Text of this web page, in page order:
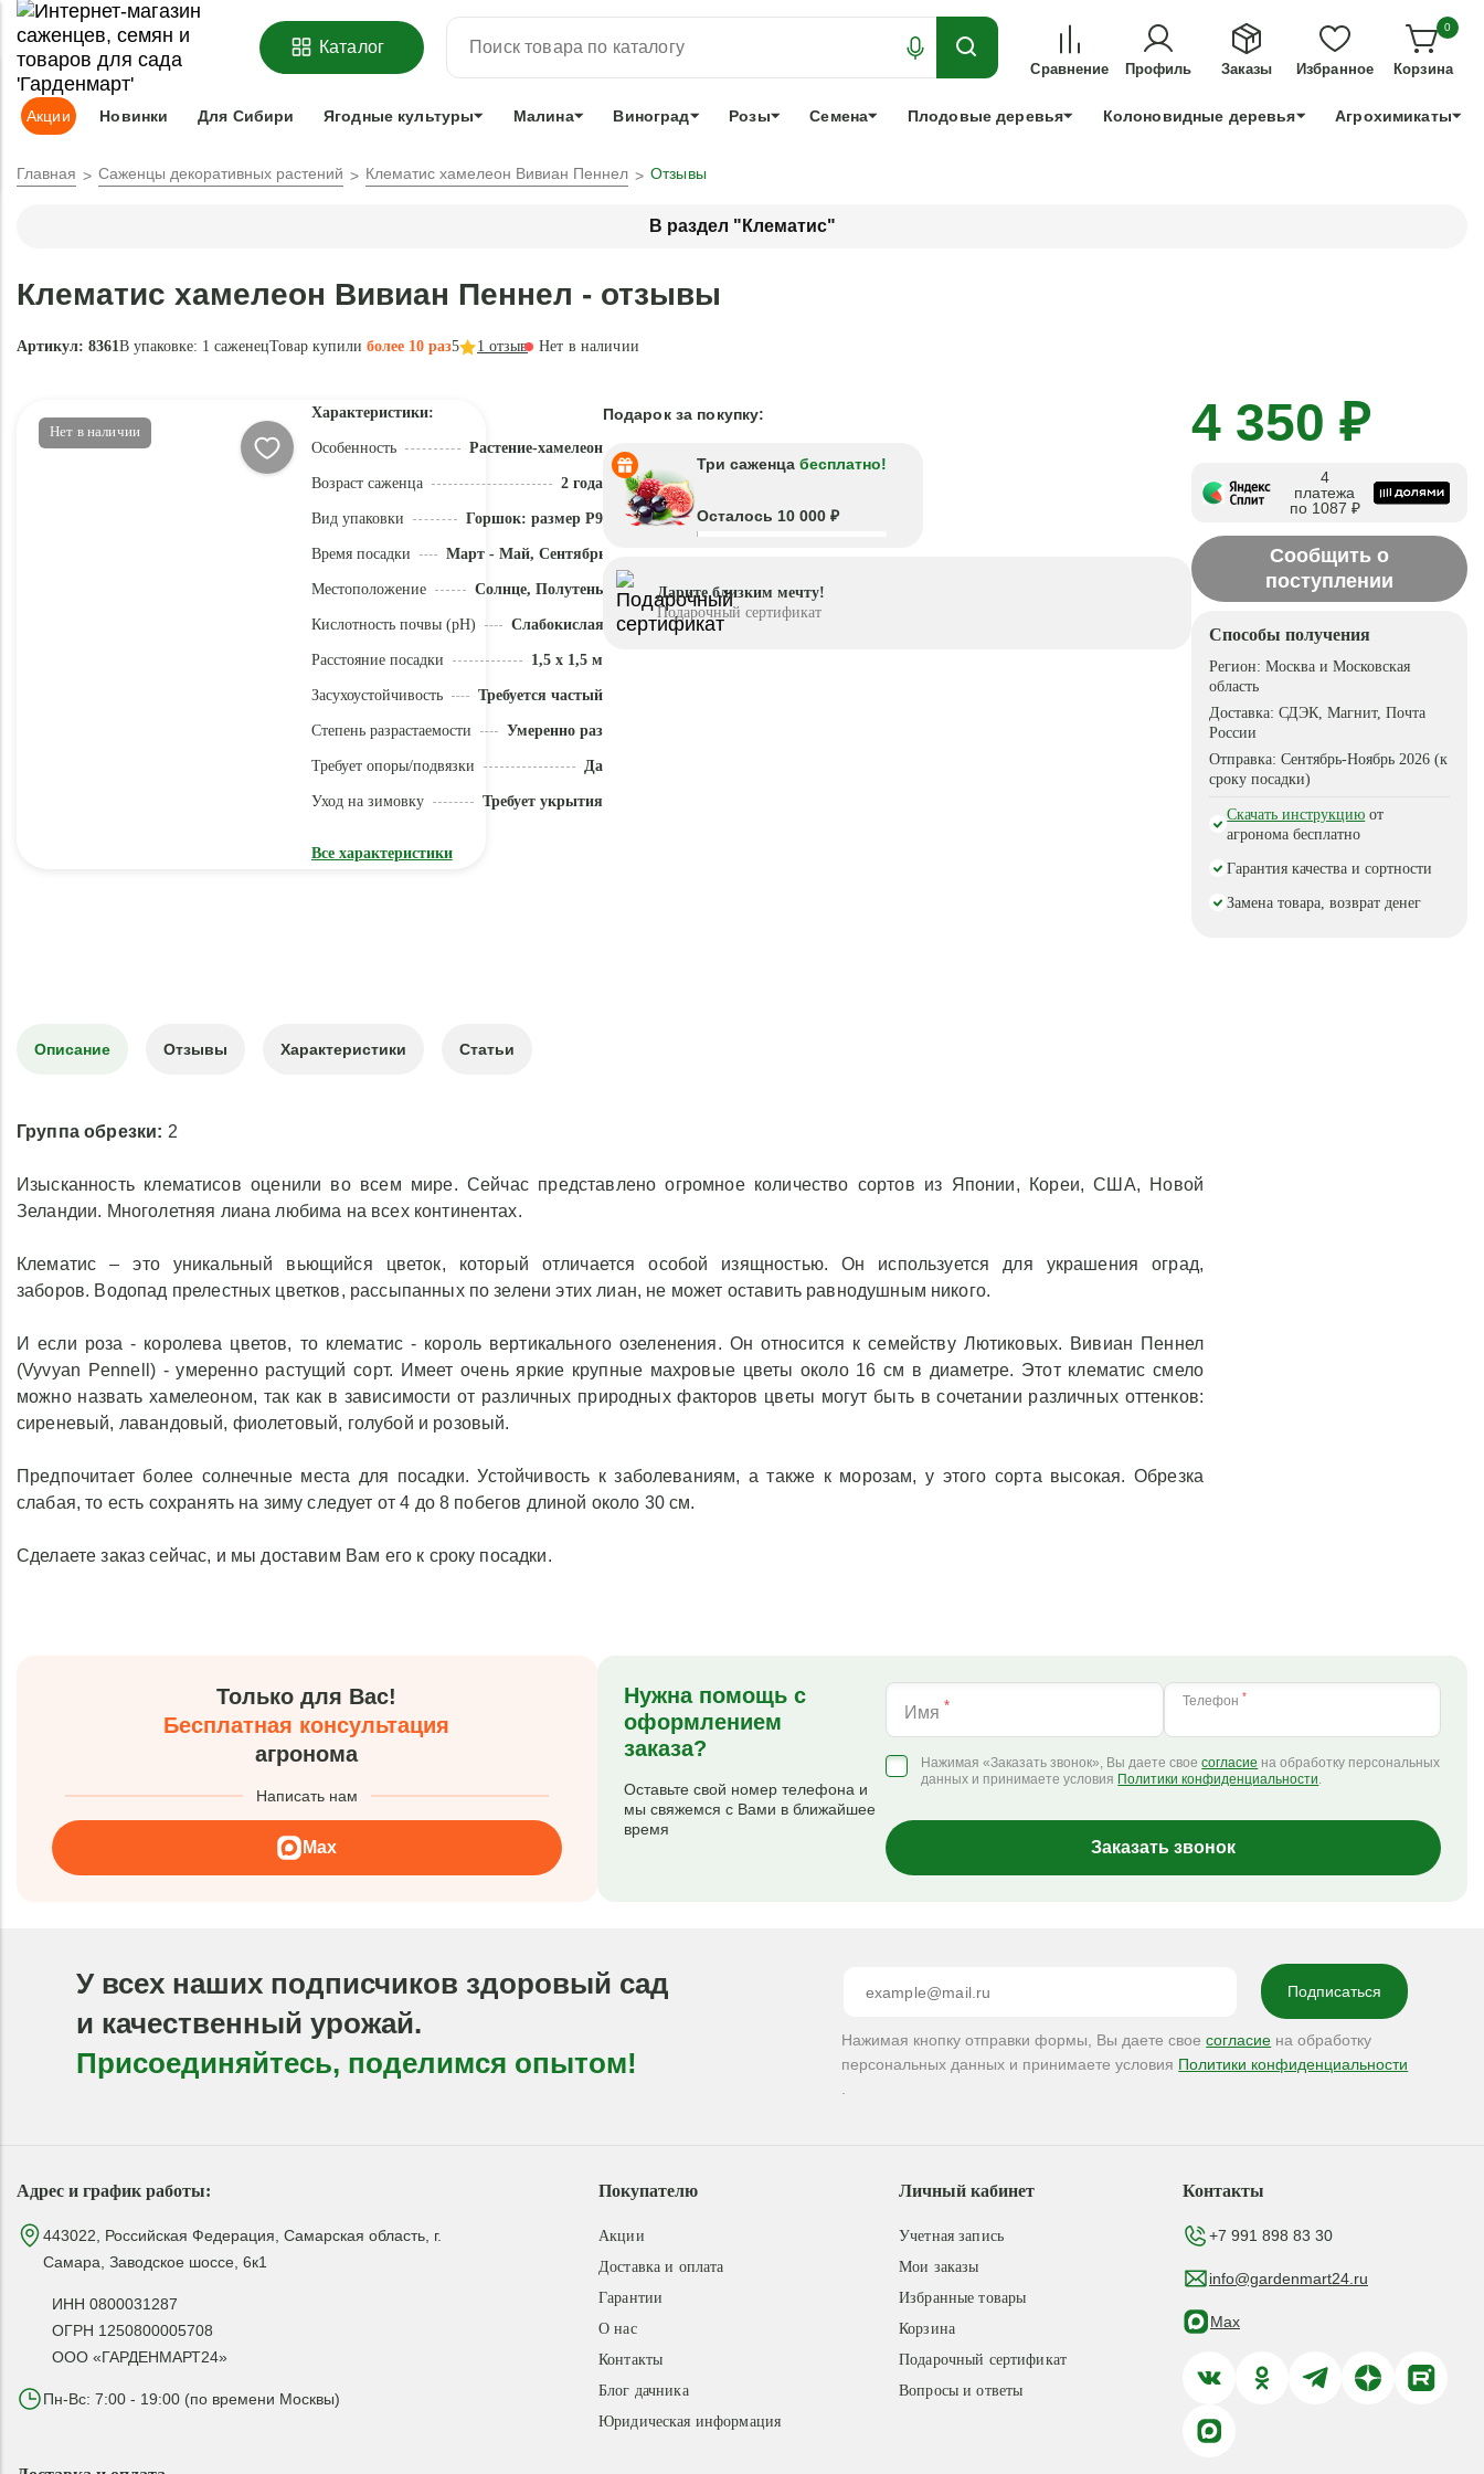
ОФОРМИТЬПРЕДЗАКАЗ =ЗАБРОНИРОВАТЬЛУЧШЕЕ ДЛЯ ТЕХ, КТО УСПЕЕТ!
Адрес доставки:Москва Доставка и оплата Гарантии +7 991 898 83 30
Каталог
Сравнение Профиль Заказы Избранное
0
Корзина
Акции Новинки Для Сибири Ягодные культуры Малина Виноград Розы Семена Плодовые деревья Колоновидные деревья Агрохимикаты
Главная Саженцы декоративных растений Клематис хамелеон Вивиан Пеннел Отзывы
В раздел "Клематис"
Клематис хамелеон Вивиан Пеннел - отзывы
Артикул: 8361В упаковке: 1 саженецТовар купили более 10 раз5 1 отзыв Нет в наличии
Нет в наличии
Характеристики:
Особенность Растение-хамелеон
Возраст саженца 2 года
Вид упаковки Горшок: размер P9
Время посадки Март - Май, Сентябрь - Ноябрь
Местоположение Солнце, Полутень
Кислотность почвы (pH) Слабокислая (5,1-5,5)
Расстояние посадки 1,5 x 1,5 м
Засухоустойчивость Требуется частый полив
Степень разрастаемости Умеренно разрастается
Требует опоры/подвязки Да
Уход на зимовку Требует укрытия
Все характеристики
Подарок за покупку:
Три саженца бесплатно!
Осталось 10 000 ₽
Дарите близким мечту!
Подарочный сертификат
4 350 ₽
4
платежа
по 1087 ₽
Сообщить о
поступлении
Способы получения
Регион:Москва и Московская
область
Доставка:СДЭК, Магнит, Почта
России
Отправка:Сентябрь-Ноябрь 2026 (к
сроку посадки)
Скачать инструкцию от
агронома бесплатно
Гарантия качества и сортности
Замена товара, возврат денег
Описание Отзывы Характеристики Статьи
Группа обрезки: 2
Изысканность клематисов оценили во всем мире. Сейчас представлено огромное количество сортов из Японии, Кореи, США, Новой
Зеландии. Многолетняя лиана любима на всех континентах.
Клематис – это уникальный вьющийся цветок, который отличается особой изящностью. Он используется для украшения оград,
заборов. Водопад прелестных цветков, рассыпанных по зелени этих лиан, не может оставить равнодушным никого.
И если роза - королева цветов, то клематис - король вертикального озеленения. Он относится к семейству Лютиковых. Вивиан Пеннел
(Vyvyan Pennell) - умеренно растущий сорт. Имеет очень яркие крупные махровые цветы около 16 см в диаметре. Этот клематис смело
можно назвать хамелеоном, так как в зависимости от различных природных факторов цветы могут быть в сочетании различных оттенков:
сиреневый, лавандовый, фиолетовый, голубой и розовый.
Предпочитает более солнечные места для посадки. Устойчивость к заболеваниям, а также к морозам, у этого сорта высокая. Обрезка
слабая, то есть сохранять на зиму следует от 4 до 8 побегов длиной около 30 см.
Сделаете заказ сейчас, и мы доставим Вам его к сроку посадки.
Только для Вас!
Бесплатная консультация
агронома
Написать нам
Max
Нужна помощь с
оформлением
заказа?
Оставьте свой номер телефона и
мы свяжемся с Вами в ближайшее
время
Имя * Телефон *
Нажимая «Заказать звонок», Вы даете своесогласие на обработку персональных
данных и принимаете условия Политики конфиденциальности.
Заказать звонок
У всех наших подписчиков здоровый сад
и качественный урожай.
Присоединяйтесь, поделимся опытом!
Нажимая кнопку отправки формы, Вы даете своесогласие на обработку
персональных данных и принимаете условия Политики конфиденциальности
Адрес и график работы:
443022, Российская Федерация, Самарская область, г.
Самара, Заводское шоссе, 6к1
ИНН 0800031287
ОГРН 1250800005708
ООО «ГАРДЕНМАРТ24»
Пн-Вс: 7:00 - 19:00 (по времени Москвы)
Покупателю
Акции
Доставка и оплата
Гарантии
О нас
Контакты
Блог дачника
Юридическая информация
Личный кабинет
Учетная запись
Мои заказы
Избранные товары
Корзина
Подарочный сертификат
Вопросы и ответы
Контакты
+7 991 898 83 30
info@gardenmart24.ru
Max